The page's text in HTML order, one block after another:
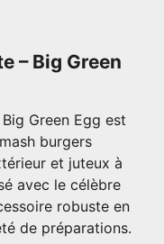
– Big Green
Green Egg est
burgers
et juteux à
avec le célèbre
robuste en
de préparations.